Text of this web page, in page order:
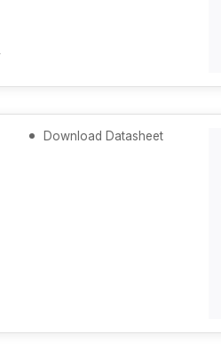
Download Datasheet